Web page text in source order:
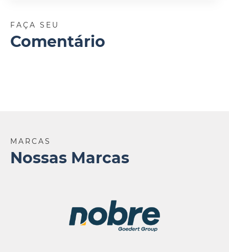
FAÇA SEU
Comentário
MARCAS
Nossas Marcas